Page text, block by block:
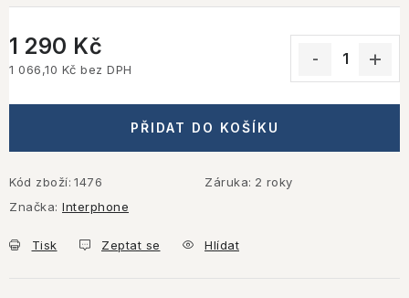
1 290 Kč
1 066,10 Kč bez DPH
PŘIDAT DO KOŠÍKU
Kód zboží: 1476 Záruka: 2 roky
Značka: Interphone
Tisk Zeptat se Hlídat